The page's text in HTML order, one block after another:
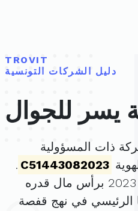
TROVIT
دليل الشركات التونسية
يسر للجوال
ذات المسؤولية
C51443082023
.
الرئيسي في نهج قفصة